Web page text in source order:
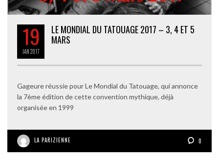
19
JAN2017
LE MONDIAL DU TATOUAGE 2017 – 3, 4 ET 5
MARS
Gageure réussie pour Le Mondial du Tatouage, qui annonce
la 7ème édition de cette convention mythique, déjà
organisée en 1999
LA PARIZIENNE 0